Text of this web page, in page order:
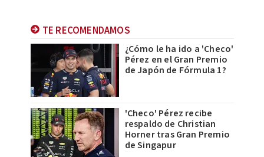
TE RECOMENDAMOS
¿Cómo le ha ido a 'Checo'
Pérez en el Gran Premio
de Japón de Fórmula 1?
'Checo' Pérez recibe
respaldo de Christian
Horner tras Gran Premio
de Singapur